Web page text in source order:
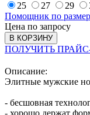
25
27 29
Помощник по
Цена по запросу
В КОРЗИНУ
ПОЛУЧИТЬ
Описание:
Элитные мужские
- бесшовная